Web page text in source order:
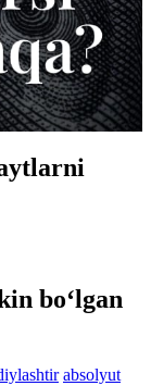
bo‘lgan
absolyut